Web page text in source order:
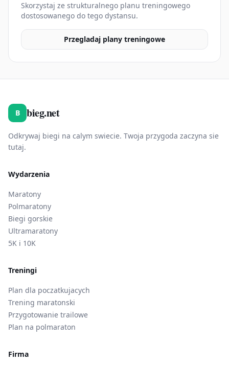
Skorzystaj ze strukturalnego planu treningowego
dostosowanego do tego dystansu.
Przegladaj plany treningowe
B bieg.net
Odkrywaj biegi na calym swiecie. Twoja przygoda zaczyna sie
tutaj.
Wydarzenia
Maratony
Polmaratony
Biegi gorskie
Ultramaratony
5K i 10K
Treningi
Plan dla poczatkujacych
Trening maratonski
Przygotowanie trailowe
Plan na polmaraton
Firma